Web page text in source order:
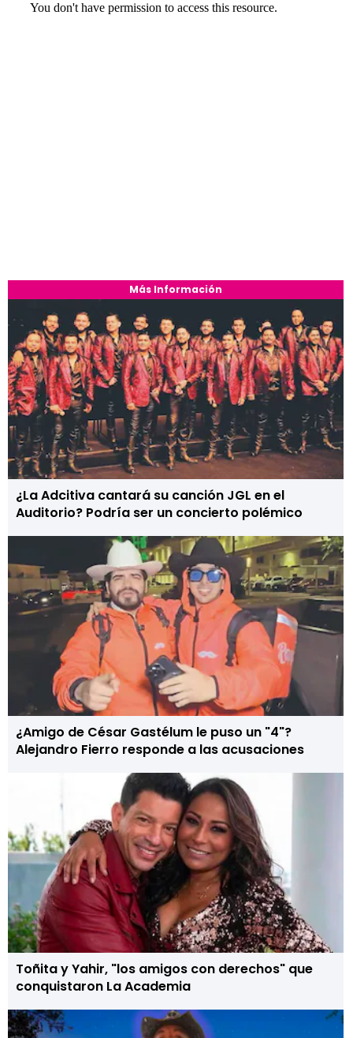
Más Información
¿La Adcitiva cantará su canción JGL en el
Auditorio? Podría ser un concierto polémico
¿Amigo de César Gastélum le puso un "4"?
Alejandro Fierro responde a las acusaciones
Toñita y Yahir, "los amigos con derechos" que
conquistaron La Academia